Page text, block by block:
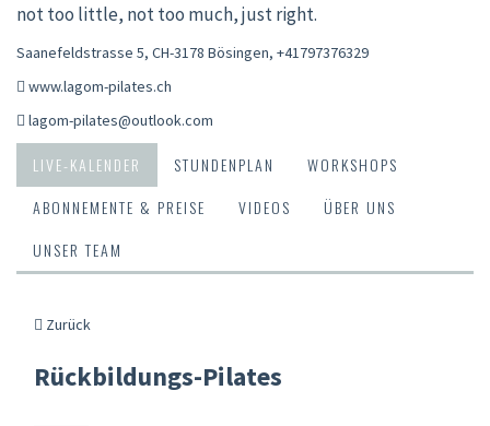
not too little, not too much, just right.
Saanefeldstrasse 5, CH-3178 Bösingen, +41797376329
www.lagom-pilates.ch
lagom-pilates@outlook.com
LIVE-KALENDER STUNDENPLAN
WORKSHOPS
ABONNEMENTE & PREISE
VIDEOS
ÜBER UNS
UNSER TEAM
Zurück
Rückbildungs-Pilates